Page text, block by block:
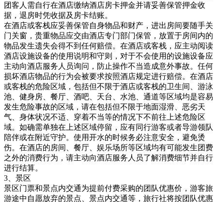
团客人需自行在酒店缴纳酒店房卡押金并请妥善保管押金收
据，退房时凭收据及房卡结账。
在酒店或客栈应妥善保管自身物品和财产，进出房间要随手关
门关窗，贵重物品应交由酒店专门部门保管，放置于房间内的
物品发生遗失会得不到任何赔偿。在酒店或客栈，应主动阅读
酒店设施设备的使用说明和守则，对于不会使用的设施设备应
主动向酒店服务人员询问，防止操作不当造成意外事故。任何
损坏酒店物品的行为会被要求按照酒店规定进行赔偿。在酒店
或客栈的危险区域，包括但不限于酒店或客栈的卫生间、游泳
池、健身房、餐厅、酒吧、天台、水池、通道等区域均是容易
发生危险事故的区域，请在包括但不限于地面湿滑、恶劣天
气、身体状况不适、穿着不当等的情况下不前往上述危险区
域。如确需单独在上述区域停留，应有同行游客或者导游领队
陪伴或在附近守护。使用开水的时候务必注意安全，避免烫
伤。在酒店的房间、餐厅、娱乐场所等区域均有可能发生团费
之外的消费行为，请主动向酒店服务人员了解消费细节并自行
进行结算。
3、景区
景区门票和景点内交通为提前付费采购的团队优惠价，游客旅
游途中自愿放弃的景点、景点内交通等，旅行社将按团队优惠